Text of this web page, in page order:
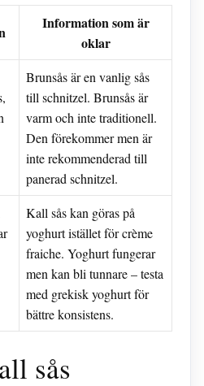
Information som är
oklar
Brunsås är en vanlig sås
till schnitzel. Brunsås är
varm och inte traditionell.
Den förekommer men är
inte rekommenderad till
panerad schnitzel.
Kall sås kan göras på
yoghurt istället för crème
fraiche. Yoghurt fungerar
men kan bli tunnare – testa
med grekisk yoghurt för
bättre konsistens.
sås